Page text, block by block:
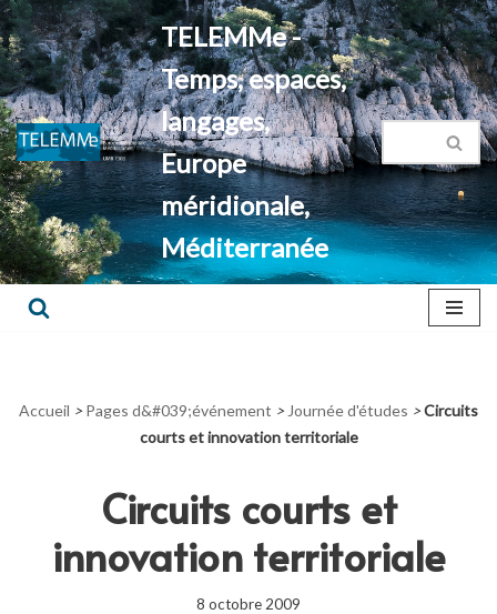
Aller
au
contenu
TELEMMe -
Temps, espaces,
langages,
Europe
méridionale,
Méditerranée
Accueil > Pages d&#039;événement > Journée d'études >Circuits
courts et innovation territoriale
Circuits courts et
innovation territoriale
8 octobre 2009